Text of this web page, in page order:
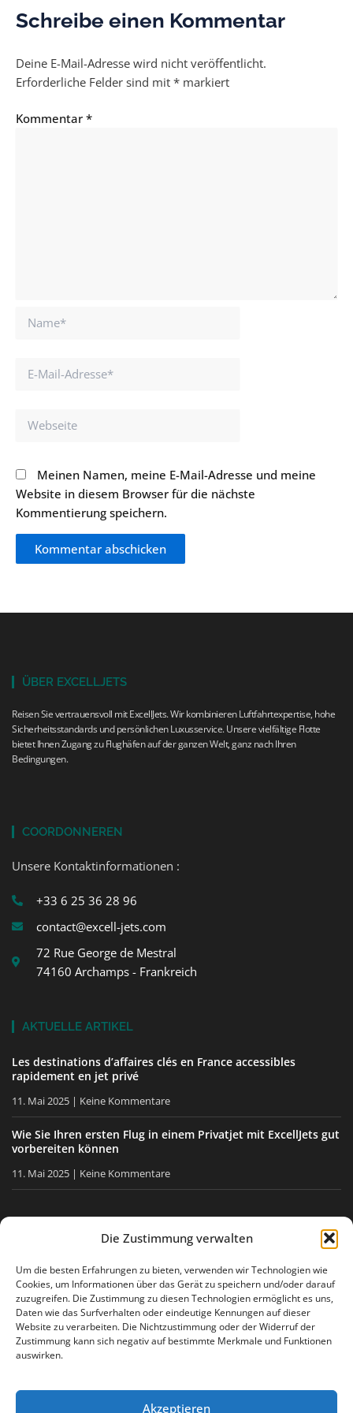
Die Zustimmung verwalten
Um die besten Erfahrungen zu bieten, verwenden wir Technologien wie
Cookies, um Informationen über das Gerät zu speichern und/oder darauf
zuzugreifen. Die Zustimmung zu diesen Technologien ermöglicht es uns,
Daten wie das Surfverhalten oder eindeutige Kennungen auf dieser
Website zu verarbeiten. Die Nichtzustimmung oder der Widerruf der
Zustimmung kann sich negativ auf bestimmte Merkmale und Funktionen
auswirken.
Akzeptieren
Schreibe einen Kommentar
Deine E-Mail-Adresse wird nicht veröffentlicht.
Erforderliche Felder sind mit * markiert
Kommentar *
Name*
Webseite
Meinen Namen, meine E-Mail-Adresse und meine
Website in diesem Browser für die nächste
Kommentierung speichern.
ÜBER EXCELLJETS
Reisen Sie vertrauensvoll mit ExcellJets. Wir kombinieren Luftfahrtexpertise, hohe
Sicherheitsstandards und persönlichen Luxusservice. Unsere vielfältige Flotte
bietet Ihnen Zugang zu Flughäfen auf der ganzen Welt, ganz nach Ihren
Bedingungen.
COORDONNEREN
Unsere Kontaktinformationen :
+33 6 25 36 28 96
contact@excell-jets.com
72 Rue George de Mestral
74160 Archamps - Frankreich
AKTUELLE ARTIKEL
Les destinations d’affaires clés en France accessibles
rapidement en jet privé
11. Mai 2025 Keine Kommentare
Wie Sie Ihren ersten Flug in einem Privatjet mit ExcellJets gut
vorbereiten können
11. Mai 2025 Keine Kommentare
BLEIBEN SIE INFORMIERT
Erhalten Sie unsere Tipps, unsere Neuigkeiten direkt in Ihre
E-Mail-Box.
Ich stimme der Datenschutzerklärung